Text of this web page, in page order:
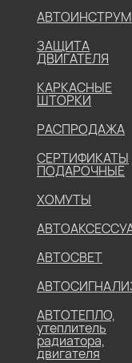
ЗАЩИТА
ДВИГАТЕЛЯ
КАРКАСНЫЕ
ШТОРКИ
РАСПРОДАЖА
СЕРТИФИКАТЫ
ПОДАРОЧНЫЕ
ХОМУТЫ
АВТОСВЕТ
АВТОТЕПЛО,
утеплитель
радиатора,
двигателя